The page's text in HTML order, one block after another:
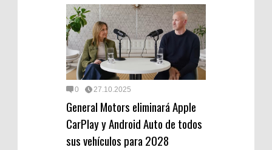
0 27.10.2025
General Motors eliminará Apple
CarPlay y Android Auto de todos
sus vehículos para 2028